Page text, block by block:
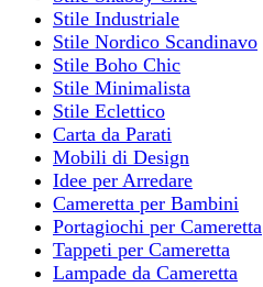
Stile Industriale
Stile Nordico Scandinavo
Stile Boho Chic
Stile Minimalista
Stile Eclettico
Carta da Parati
Mobili di Design
Idee per Arredare
Cameretta per Bambini
Portagiochi per Cameretta
Tappeti per Cameretta
Lampade da Cameretta